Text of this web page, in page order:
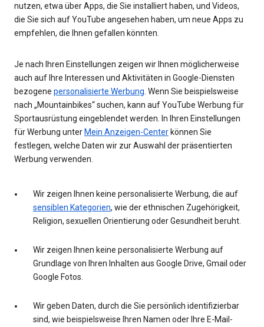
nutzen, etwa über Apps, die Sie installiert haben, und Videos,
die Sie sich auf YouTube angesehen haben, um neue Apps zu
empfehlen, die Ihnen gefallen könnten.
Je nach Ihren Einstellungen zeigen wir Ihnen möglicherweise
auch auf Ihre Interessen und Aktivitäten in Google-Diensten
bezogene personalisierte Werbung . Wenn Sie beispielsweise
nach „Mountainbikes“ suchen, kann auf YouTube Werbung für
Sportausrüstung eingeblendet werden. In Ihren Einstellungen
für Werbung unterMein Anzeigen-Centerkönnen Sie
festlegen, welche Daten wir zur Auswahl der präsentierten
Werbung verwenden.
Wir zeigen Ihnen keine personalisierte Werbung, die auf
sensiblen Kategorien, wie der ethnischen Zugehörigkeit,
Religion, sexuellen Orientierung oder Gesundheit beruht.
Wir zeigen Ihnen keine personalisierte Werbung auf
Grundlage von Ihren Inhalten aus Google Drive, Gmail oder
Google Fotos.
Wir geben Daten, durch die Sie persönlich identifizierbar
sind, wie beispielsweise Ihren Namen oder Ihre E-Mail-